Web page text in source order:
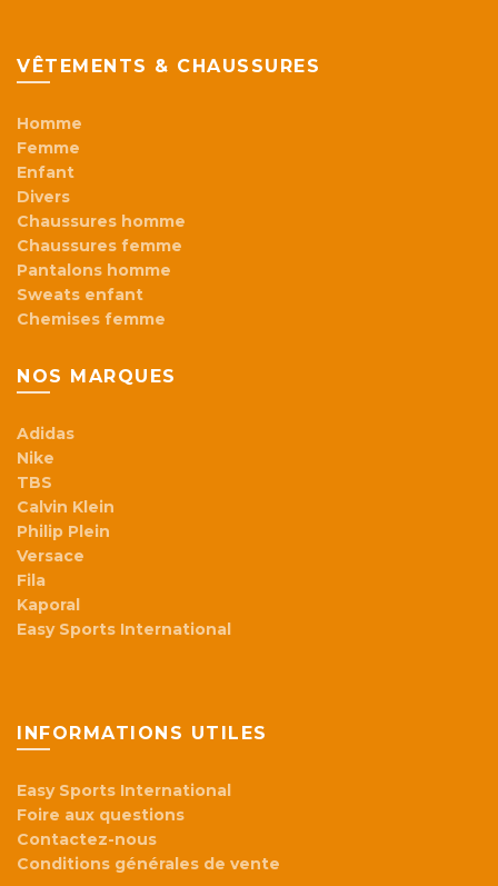
VÊTEMENTS & CHAUSSURES
Homme
Femme
Enfant
Divers
Chaussures homme
Chaussures femme
Pantalons homme
Sweats enfant
Chemises femme
NOS MARQUES
Adidas
Nike
TBS
Calvin Klein
Philip Plein
Versace
Fila
Kaporal
Easy Sports International
INFORMATIONS UTILES
Easy Sports International
Foire aux questions
Contactez-nous
Conditions générales de vente